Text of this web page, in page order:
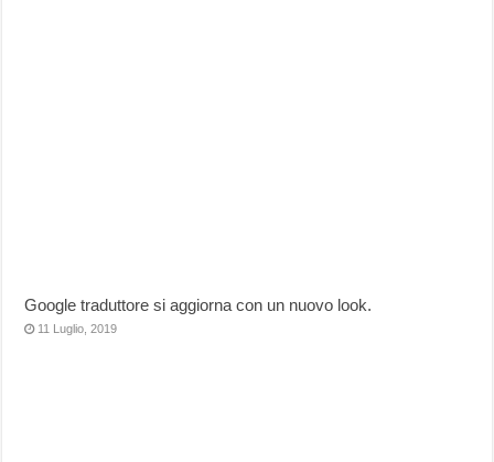
Google traduttore si aggiorna con un nuovo look.
11 Luglio, 2019